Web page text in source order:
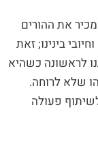
את ההורים
בינינו; זאת
לראשונה כשהיא
שלא לרוחה.
פעולה